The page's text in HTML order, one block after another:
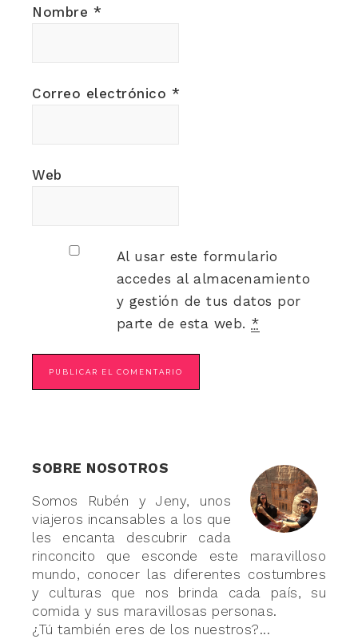
Nombre *
Correo electrónico *
Web
Al usar este formulario
accedes al almacenamiento
y gestión de tus datos por
parte de esta web. *
SOBRE NOSOTROS
Somos Rubén y Jeny, unos
viajeros incansables a los que
les encanta descubrir cada
rinconcito que esconde este maravilloso
mundo, conocer las diferentes costumbres
y culturas que nos brinda cada país, su
comida y sus maravillosas personas.
¿Tú también eres de los nuestros?...